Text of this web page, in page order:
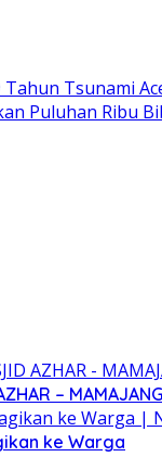
Tsunami
Puluhan Ribu
– MAMAJANG
ke Warga